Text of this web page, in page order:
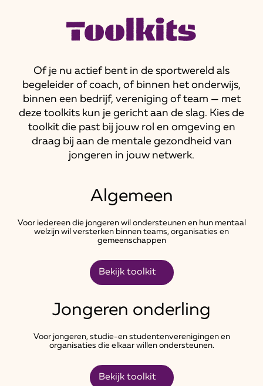
Toolkits
Of je nu actief bent in de sportwereld als
begeleider of coach, of binnen het onderwijs,
binnen een bedrijf, vereniging of team — met
deze toolkits kun je gericht aan de slag. Kies de
toolkit die past bij jouw rol en omgeving en
draag bij aan de mentale gezondheid van
jongeren in jouw netwerk.
Algemeen
Voor iedereen die jongeren wil ondersteunen en hun mentaal
welzijn wil versterken binnen teams, organisaties en
gemeenschappen
Bekijk toolkit
Jongeren onderling
Voor jongeren, studie-en studentenverenigingen en
organisaties die elkaar willen ondersteunen.
Bekijk toolkit